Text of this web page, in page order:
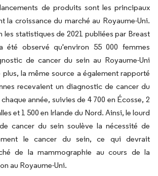
de produits sont les principaux
la croissance du marché au Royaume-Uni.
les statistiques de 2021 publiées par Breast
été observé qu'environ 55 000 femmes
de cancer du sein au Royaume-Uni
plus, la même source a également rapporté
recevaient un diagnostic de cancer du
année, suivies de 4 700 en Écosse, 2
et 1 500 en Irlande du Nord. Ainsi, le lourd
cancer du sein soulève la nécessité de
le cancer du sein, ce qui devrait
de la mammographie au cours de la
au Royaume-Uni.